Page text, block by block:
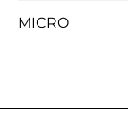
MICRO